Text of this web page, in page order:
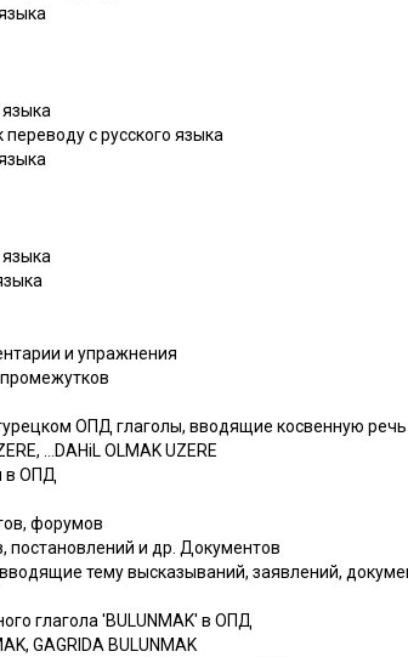
с русского языка
и упражнения
ОПД глаголы, вводящие косвенную речь
...DAHiL OLMAK UZERE
в ОПД
форумов
постановлений и др. Документов
тему высказываний, заявлений,
глагола 'BULUNMAK' в ОПД
GAGRIDA BULUNMAK